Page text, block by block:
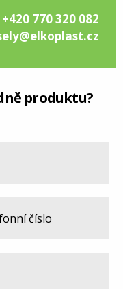
+420 770 320 082
produktu?